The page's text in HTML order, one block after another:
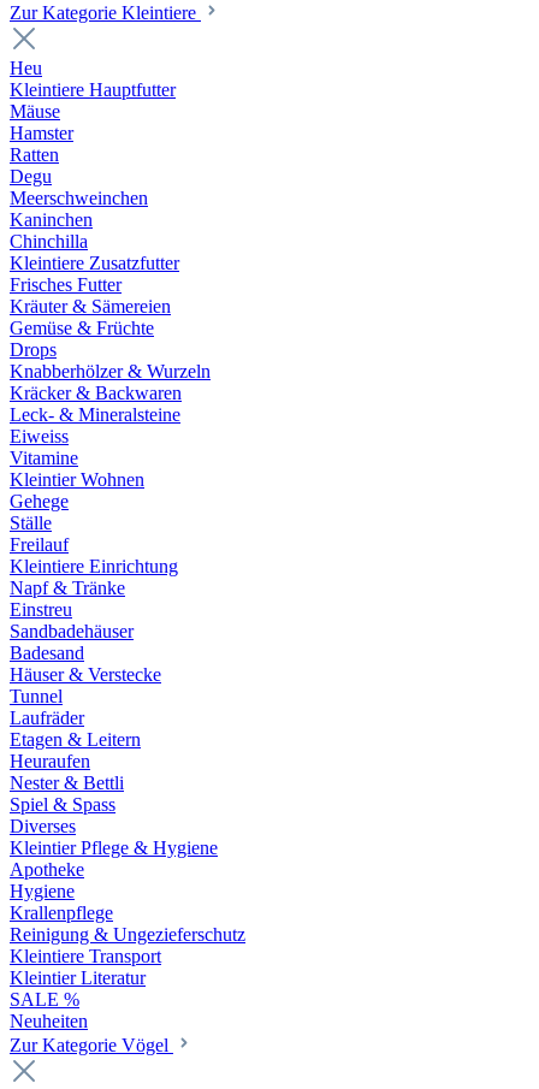
Zur Kategorie Kleintiere
Heu
Kleintiere Hauptfutter
Mäuse
Hamster
Ratten
Degu
Meerschweinchen
Kaninchen
Chinchilla
Kleintiere Zusatzfutter
Frisches Futter
Kräuter & Sämereien
Gemüse & Früchte
Drops
Knabberhölzer & Wurzeln
Kräcker & Backwaren
Leck- & Mineralsteine
Eiweiss
Vitamine
Kleintier Wohnen
Gehege
Ställe
Freilauf
Kleintiere Einrichtung
Napf & Tränke
Einstreu
Sandbadehäuser
Badesand
Häuser & Verstecke
Tunnel
Laufräder
Etagen & Leitern
Heuraufen
Nester & Bettli
Spiel & Spass
Diverses
Kleintier Pflege & Hygiene
Apotheke
Hygiene
Krallenpflege
Reinigung & Ungezieferschutz
Kleintiere Transport
Kleintier Literatur
SALE %
Neuheiten
Zur Kategorie Vögel